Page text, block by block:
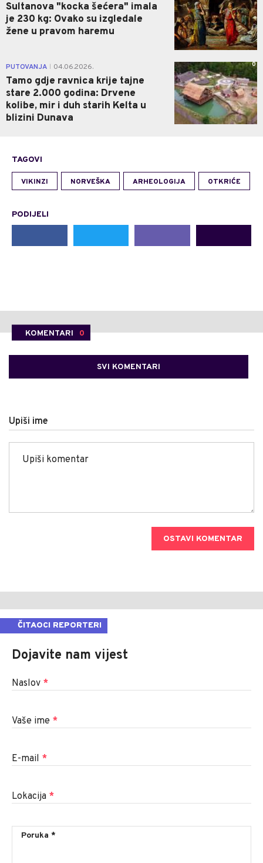
Sultanova "kocka šećera" imala
je 230 kg: Ovako su izgledale
žene u pravom haremu
PUTOVANJA 04.06.2026.
Tamo gdje ravnica krije tajne
stare 2.000 godina: Drvene
kolibe, mir i duh starih Kelta u
blizini Dunava
0
TAGOVI
VIKINZI NORVEŠKA ARHEOLOGIJA OTKRIĆE
PODIJELI
KOMENTARI 0
SVI KOMENTARI
Upiši ime
OSTAVI KOMENTAR
ČITAOCI REPORTERI
Dojavite nam vijest
Naslov *
Vaše ime *
E-mail *
Lokacija *